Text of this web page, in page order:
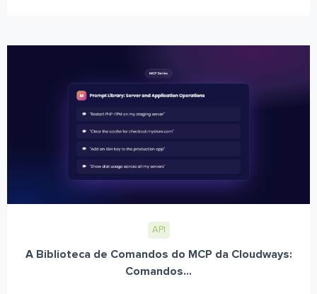
API
A Biblioteca de Comandos do MCP da Cloudways:
Comandos...